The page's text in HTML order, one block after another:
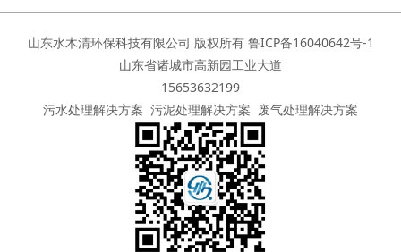
山东水木清环保科技有限公司 版权所有 鲁ICP备16040642号-1
山东省诸城市高新园工业大道
15653632199
污水处理解决方案 污泥处理解决方案 废气处理解决方案